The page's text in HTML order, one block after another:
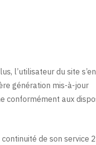
l’utilisateur du site
génération mis-à-jour
conformément aux
de son service